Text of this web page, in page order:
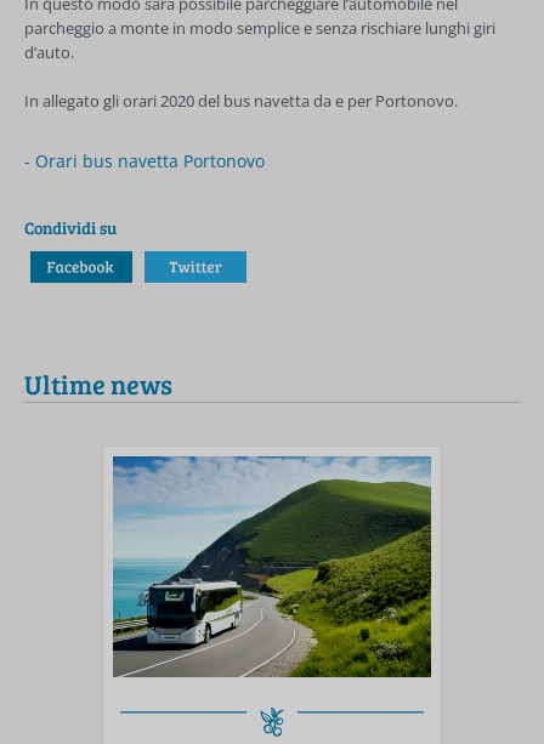
parcheggio a monte in modo semplice e senza rischiare lunghi giri
d’auto.
In allegato gli orari 2020 del bus navetta da e per Portonovo.
- Orari bus navetta Portonovo
Condividi su
Ultime news